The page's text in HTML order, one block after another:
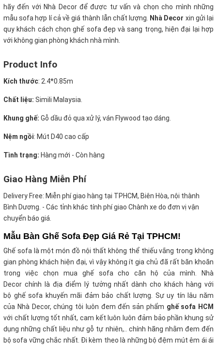
hãy đến với Nhà Decor để được tư vấn và chọn cho mình những
mẫu sofa hợp lí cả về giá thành lẫn chất lượng. Nhà Decor xin gửi lại
quy khách cách chọn ghế sofa đẹp và sang trọng, hiện đại lại hợp
với không gian phòng khách nhà mình.
Product Info
Kích thước: 2.4*0.85m
Chất liệu: Simili Malaysia.
Khung ghế: Gỗ dầu đỏ qua xử lý, ván Flywood tạo dáng.
Nệm ngồi: Mút D40 cao cấp
Tình trạng: Hàng mới - Còn hàng
Giao Hàng Miễn Phí
Delivery Free: Miễn phí giao hàng tại TPHCM, Biên Hòa, nội thành
Bình Dương. - Các tỉnh khác tính phí giao Chành xe do đơn vị vận
chuyển báo giá.
Mẫu Bàn Ghế Sofa Đẹp Giá Rẻ Tại TPHCM!
Ghế sofa là một món đồ nội thất không thể thiếu vắng trong không
gian phòng khách hiện đại, vì vậy không ít gia chủ đã rất băn khoăn
trong việc chọn mua ghế sofa cho căn hộ của mình. Nhà
Decor chính là địa điểm lý tưởng nhất dành cho khách hàng với
bộ ghế sofa khuyến mãi đảm bảo chất lượng. Sự uy tín lâu năm
của Nhà Decor, chúng tôi luôn đem đến sản phẩm ghế sofa HCM
với chất lượng tốt nhất, cam kết luôn luôn đảm bảo phần khung sử
dụng những chất liệu như gỗ tự nhiên,.. chính hãng nhằm đem đến
bộ sofa vững chắc nhất. Đi kèm theo là những bộ đệm mút êm ái ái